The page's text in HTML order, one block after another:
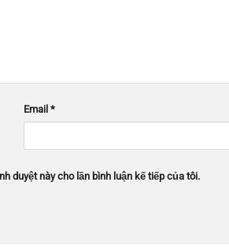
Email*
duyệt này cho lần bình luận kế tiếp của tôi.